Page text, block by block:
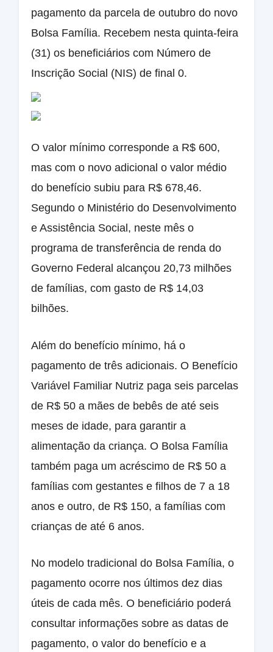
pagamento da parcela de outubro do novo
Bolsa Família. Recebem nesta quinta-feira
(31) os beneficiários com Número de
Inscrição Social (NIS) de final 0.
O valor mínimo corresponde a R$ 600,
mas com o novo adicional o valor médio
do benefício subiu para R$ 678,46.
Segundo o Ministério do Desenvolvimento
e Assistência Social, neste mês o
programa de transferência de renda do
Governo Federal alcançou 20,73 milhões
de famílias, com gasto de R$ 14,03
bilhões.
Além do benefício mínimo, há o
pagamento de três adicionais. O Benefício
Variável Familiar Nutriz paga seis parcelas
de R$ 50 a mães de bebês de até seis
meses de idade, para garantir a
alimentação da criança. O Bolsa Família
também paga um acréscimo de R$ 50 a
famílias com gestantes e filhos de 7 a 18
anos e outro, de R$ 150, a famílias com
crianças de até 6 anos.
No modelo tradicional do Bolsa Família, o
pagamento ocorre nos últimos dez dias
úteis de cada mês. O beneficiário poderá
consultar informações sobre as datas de
pagamento, o valor do benefício e a